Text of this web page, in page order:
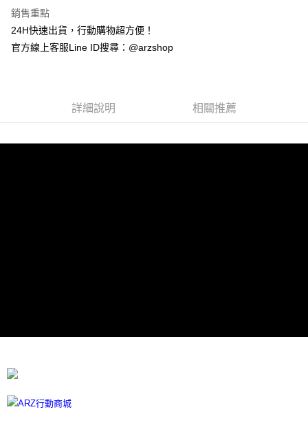
全盈+PAY
ATM付款
每筆NT$60，滿NT$599(含以上)免運費
銷售重點
24H快速出貨，行動購物超方便！
官方線上客服Line ID搜尋：@arzshop
詳細說明 相關推薦